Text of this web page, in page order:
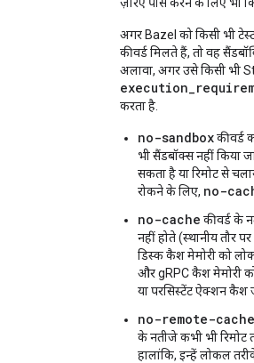
अगर Bazel को किसी भी
कीवर्ड मिलते हैं, तो वह
अलावा, अगर उसे किसी भी
करता है.
no-sandboxकीवर्ड
भी सैंडबॉक्स नहीं किया
सकता है या रिमोट से
रोकने के लिए, no-
no-cache कीवर्ड के
नहीं होते (स्थानीय तौर
डिस्क कैश मेमोरी को
और gRPC कैश मेमोरी
या परसिस्टेंट ऐक्शन कैश
no-remote-cache
के नतीजे कभी भी रिमोट
हालांकि, इन्हें लोकल